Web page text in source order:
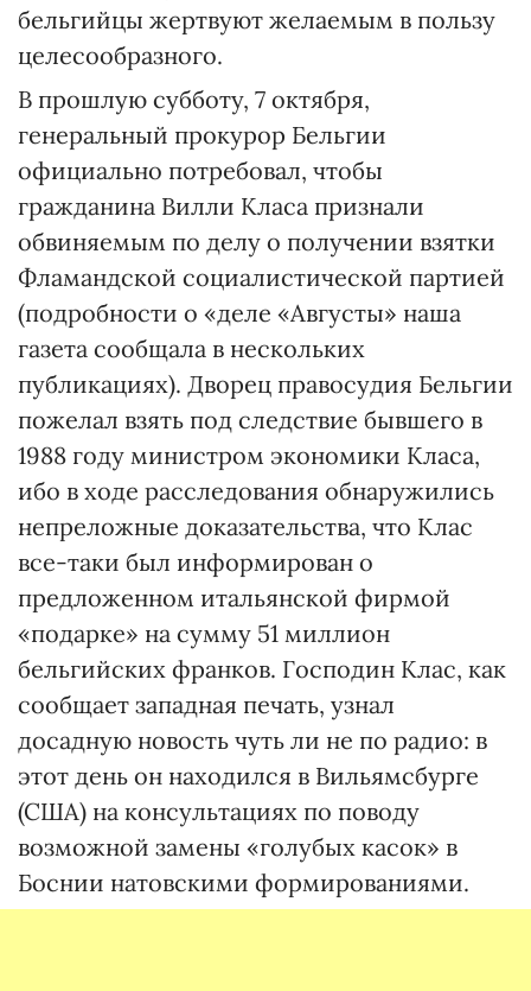
бельгийцы жертвуют желаемым в пользу
целесообразного.
В прошлую субботу, 7 октября,
генеральный прокурор Бельгии
официально потребовал, чтобы
гражданина Вилли Класа признали
обвиняемым по делу о получении взятки
Фламандской социалистической партией
(подробности о «деле «Августы» наша
газета сообщала в нескольких
публикациях). Дворец правосудия Бельгии
пожелал взять под следствие бывшего в
1988 году министром экономики Класа,
ибо в ходе расследования обнаружились
непреложные доказательства, что Клас
все-таки был информирован о
предложенном итальянской фирмой
«подарке» на сумму 51 миллион
бельгийских франков. Господин Клас, как
сообщает западная печать, узнал
досадную новость чуть ли не по радио: в
этот день он находился в Вильямсбурге
(США) на консультациях по поводу
возможной замены «голубых касок» в
Боснии натовскими формированиями.